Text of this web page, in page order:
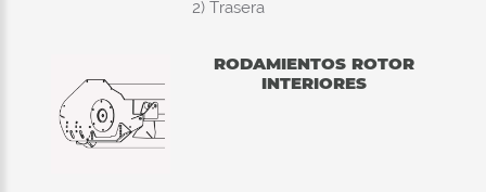
2) Trasera
RODAMIENTOS ROTOR
INTERIORES